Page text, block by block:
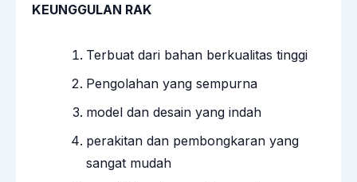
KEUNGGULAN RAK
Terbuat dari bahan berkualitas tinggi
Pengolahan yang sempurna
model dan desain yang indah
perakitan dan pembongkaran yang
sangat mudah